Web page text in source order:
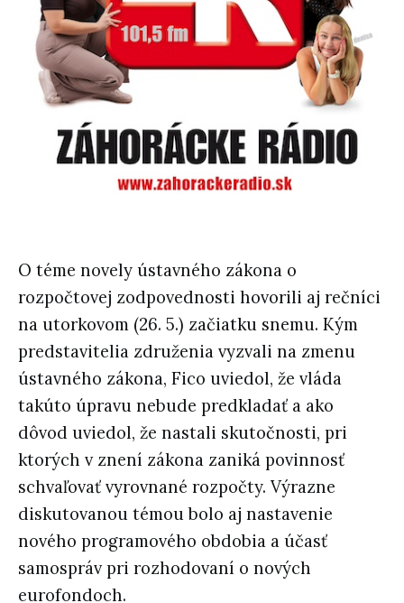
O téme novely ústavného zákona o
rozpočtovej zodpovednosti hovorili aj rečníci
na utorkovom (26. 5.) začiatku snemu. Kým
predstavitelia združenia vyzvali na zmenu
ústavného zákona, Fico uviedol, že vláda
takúto úpravu nebude predkladať a ako
dôvod uviedol, že nastali skutočnosti, pri
ktorých v znení zákona zaniká povinnosť
schvaľovať vyrovnané rozpočty. Výrazne
diskutovanou témou bolo aj nastavenie
nového programového obdobia a účasť
samospráv pri rozhodovaní o nových
eurofondoch.